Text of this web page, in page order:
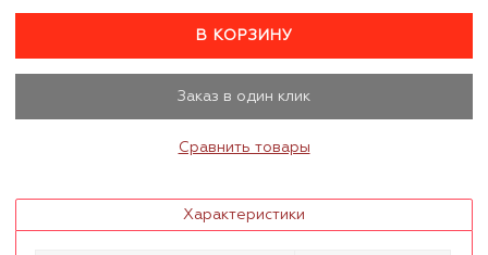
В КОРЗИНУ
Заказ в один клик
Сравнить товары
Характеристики